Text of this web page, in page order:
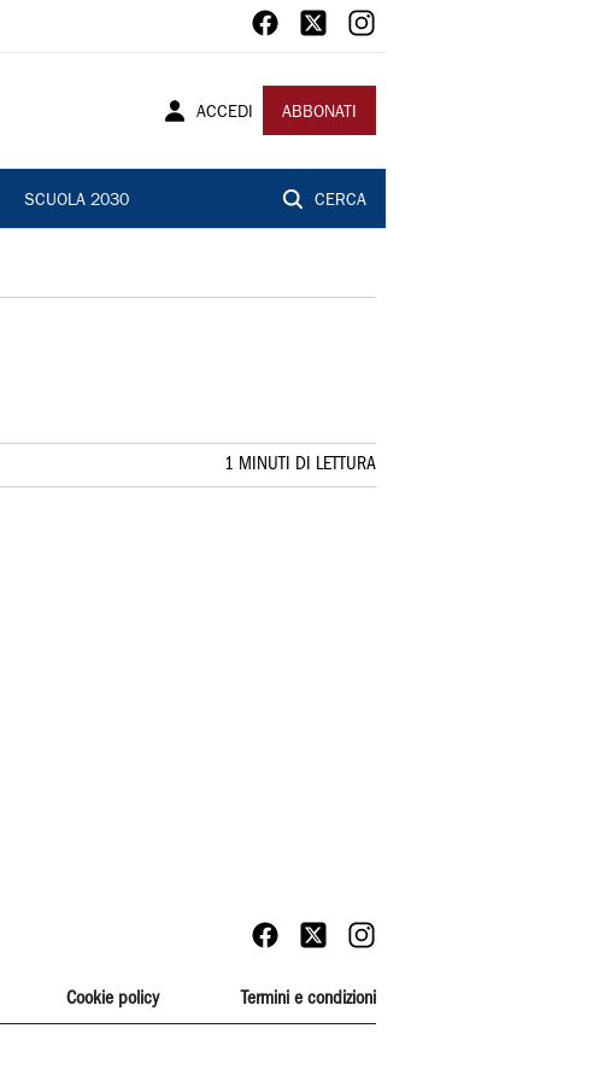
ACCEDI ABBONATI
SCUOLA 2030 CERCA
1 MINUTI DI LETTURA
Cookie policy Termini e condizioni